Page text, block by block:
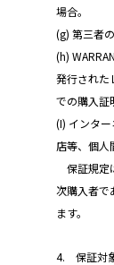
場合。
(g) 第三者
(h)
発行された
での購入証
(I) インタ
店等、個人
保証規定
次購入者で
ます。
4. 保証対